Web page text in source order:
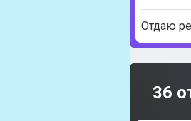
Отдаю
36